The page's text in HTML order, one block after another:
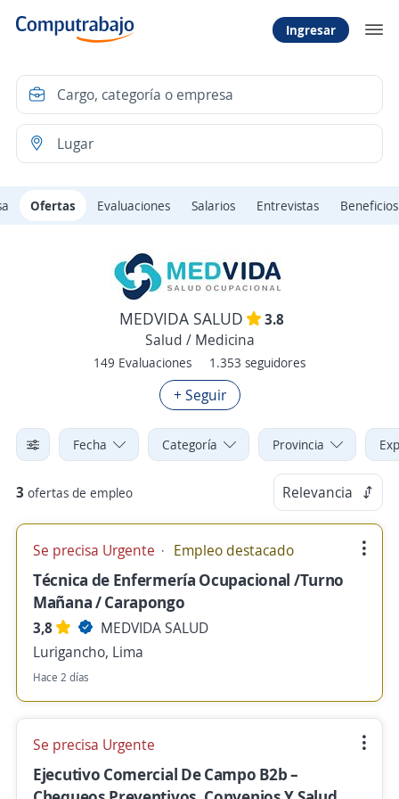
Ingresar
Ofertas Evaluaciones Salarios Entrevistas Beneficios
MEDVIDA SALUD
3.8
Salud / Medicina
149 Evaluaciones 1.353 seguidores
+ Seguir
Fecha Categoría Provincia
3 ofertas de empleo Relevancia
Se precisa Urgente Empleo destacado
Técnica de Enfermería Ocupacional /Turno
Mañana / Carapongo
3,8
MEDVIDA SALUD
Lurigancho, Lima
Hace 2 días
Se precisa Urgente
Ejecutivo Comercial De Campo B2b –